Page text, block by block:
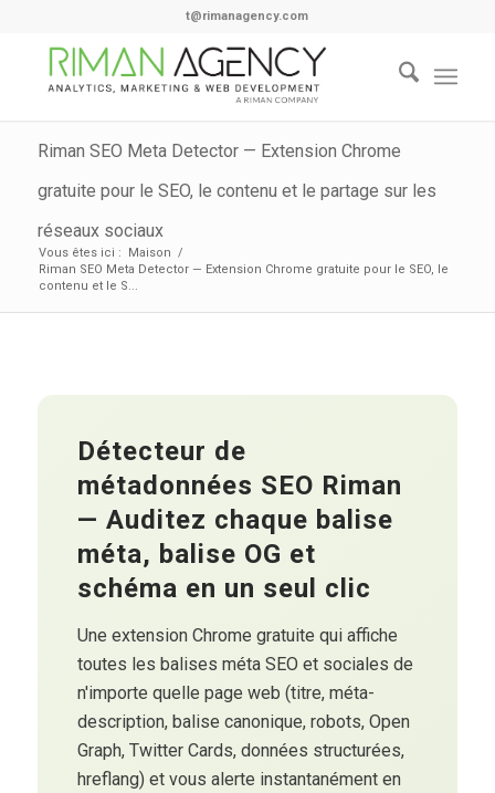
t@rimanagency.com
Riman SEO Meta Detector — Extension Chrome
gratuite pour le SEO, le contenu et le partage sur les
réseaux sociaux
Vous êtes ici : Maison /
Riman SEO Meta Detector — Extension Chrome gratuite pour le SEO, le
contenu et le S...
Détecteur de
métadonnées SEO Riman
— Auditez chaque balise
méta, balise OG et
schéma en un seul clic
Une extension Chrome gratuite qui affiche
toutes les balises méta SEO et sociales de
n'importe quelle page web (titre, méta-
description, balise canonique, robots, Open
Graph, Twitter Cards, données structurées,
hreflang) et vous alerte instantanément en